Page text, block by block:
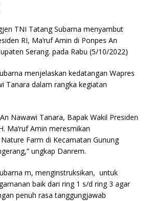
TNI Tatang Subarna menyambut
RI, Ma’ruf Amin di Ponpes An
Serang. pada Rabu (5/10/2022)
menjelaskan kedatangan Wapres
Tanara dalam rangka kegiatan
Nawawi Tanara, Bapak Wakil Presiden
Ma’ruf Amin meresmikan
Farm di Kecamatan Gunung
ungkap Danrem.
m, menginstruksikan, untuk
baik dari ring 1 s/d ring 3 agar
penuh rasa tanggungjawab